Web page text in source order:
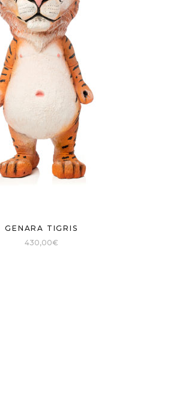
GENARA TIGRIS
430,00€